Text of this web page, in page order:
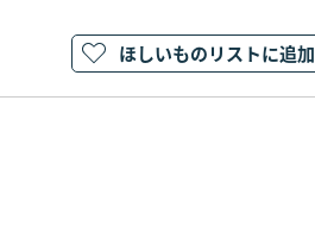
ほしいものリストに追加